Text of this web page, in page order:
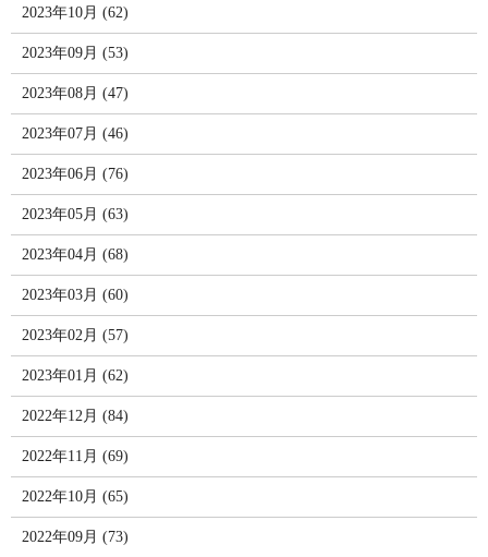
2023年10月 (62)
2023年09月 (53)
2023年08月 (47)
2023年07月 (46)
2023年06月 (76)
2023年05月 (63)
2023年04月 (68)
2023年03月 (60)
2023年02月 (57)
2023年01月 (62)
2022年12月 (84)
2022年11月 (69)
2022年10月 (65)
2022年09月 (73)